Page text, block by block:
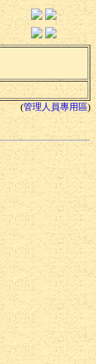
(管理人員專用區)